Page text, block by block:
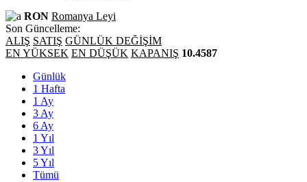
RON Romanya Leyi
Son Güncelleme:
ALIŞ SATIŞ GÜNLÜK DEĞİŞİM
EN YÜKSEK EN DÜŞÜK KAPANIŞ 10.4587
Günlük
1 Hafta
1 Ay
3 Ay
6 Ay
1 Yıl
3 Yıl
5 Yıl
Tümü